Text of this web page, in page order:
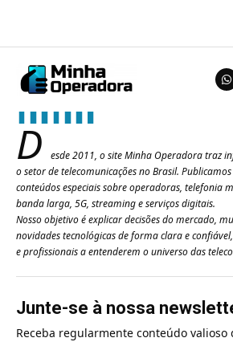
D
esde 2011, o site Minha Operadora traz
o setor de telecomunicações no Brasil.
conteúdos especiais sobre operadoras, telefonia
banda larga, 5G, streaming e serviços digitais.
Nosso objetivo é explicar decisões do mercado,
novidades tecnológicas de forma clara e
e profissionais a entenderem o universo das
Junte-se à nossa
Receba regularmente conteúdo